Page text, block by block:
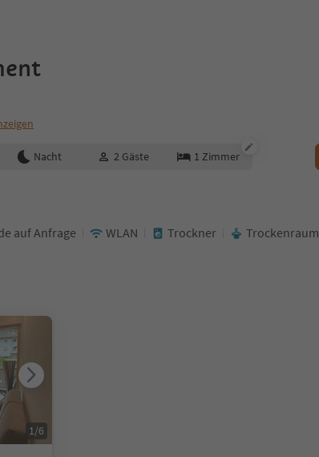
Nacht 2 Gäste 1 Zimmer
auf Anfrage WLAN Trockner Trockenraum
1/6